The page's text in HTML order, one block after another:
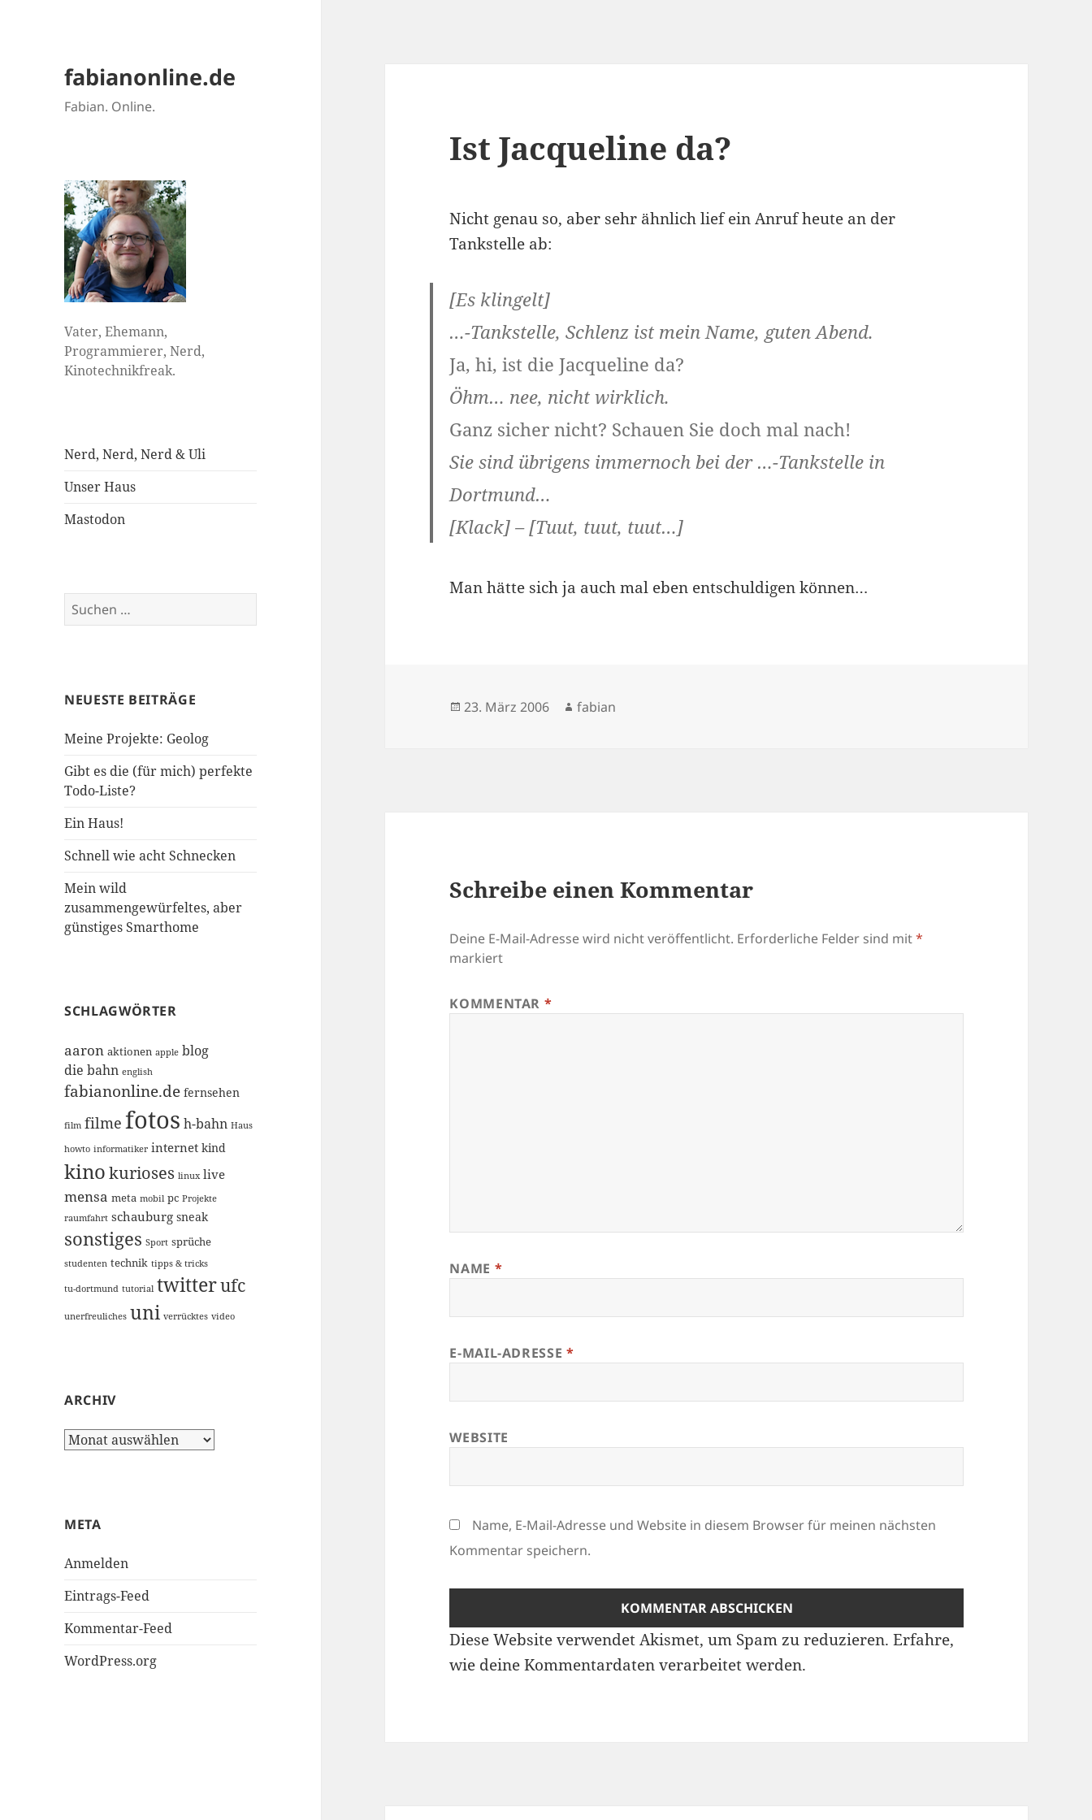
fabianonline.de
Fabian. Online.
Vater, Ehemann,
Programmierer, Nerd,
Kinotechnikfreak.
Nerd, Nerd, Nerd & Uli
Unser Haus
Mastodon
Suchen
nach:
NEUESTE BEITRÄGE
Meine Projekte: Geolog
Gibt es die (für mich) perfekte
Todo-Liste?
Ein Haus!
Schnell wie acht Schnecken
Mein wild
zusammengewürfeltes, aber
günstiges Smarthome
SCHLAGWÖRTER
aaron aktionen apple blog
die bahn english
fabianonline.de fernsehen
film filme fotos h-bahn Haus
howto informatiker internet kind
kinokurioses linux live
mensa meta mobil pc Projekte
raumfahrt schauburg sneak
sonstiges Sport sprüche
studenten technik tipps & tricks
tu-dortmund tutorial twitterufc
unerfreuliches uni verrücktes video
ARCHIV
Archiv
META
Anmelden
Eintrags-Feed
Kommentar-Feed
WordPress.org
Ist Jacqueline da?
Nicht genau so, aber sehr ähnlich lief ein Anruf heute an der
Tankstelle ab:
[Es klingelt]
…-Tankstelle, Schlenz ist mein Name, guten Abend.
Ja, hi, ist die Jacqueline da?
Öhm… nee, nicht wirklich.
Ganz sicher nicht? Schauen Sie doch mal nach!
Sie sind übrigens immernoch bei der …-Tankstelle in
Dortmund…
[Klack] – [Tuut, tuut, tuut…]
Man hätte sich ja auch mal eben entschuldigen können…
Veröffentlicht
23. März 2006 Autor
fabian
Schreibe einen Kommentar
Deine E-Mail-Adresse wird nicht veröffentlicht. Erforderliche Felder sind mit*
markiert
KOMMENTAR *
NAME *
E-MAIL-ADRESSE *
WEBSITE
Name, E-Mail-Adresse und Website in diesem Browser für meinen nächsten
Kommentar speichern.
Diese Website verwendet Akismet, um Spam zu reduzieren.Erfahre,
wie deine Kommentardaten verarbeitet werden.